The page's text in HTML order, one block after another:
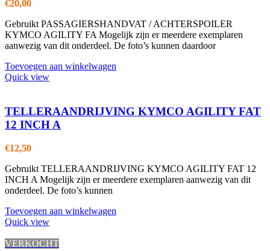
€20,00
Gebruikt PASSAGIERSHANDVAT / ACHTERSPOILER
KYMCO AGILITY FA Mogelijk zijn er meerdere exemplaren
aanwezig van dit onderdeel. De foto’s kunnen daardoor
Toevoegen aan winkelwagen
Quick view
TELLERAANDRIJVING KYMCO AGILITY FAT
12 INCH A
€12,50
Gebruikt TELLERAANDRIJVING KYMCO AGILITY FAT 12
INCH A Mogelijk zijn er meerdere exemplaren aanwezig van dit
onderdeel. De foto’s kunnen
Toevoegen aan winkelwagen
Quick view
VERKOCHT